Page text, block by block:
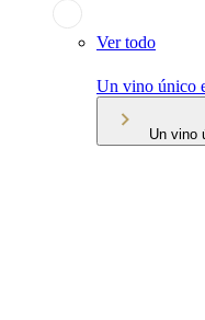
Ver todo
Un vino único
Un vino